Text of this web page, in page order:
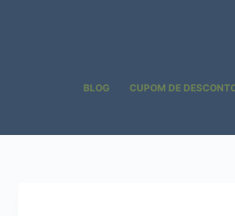
BLOG CUPOM DE